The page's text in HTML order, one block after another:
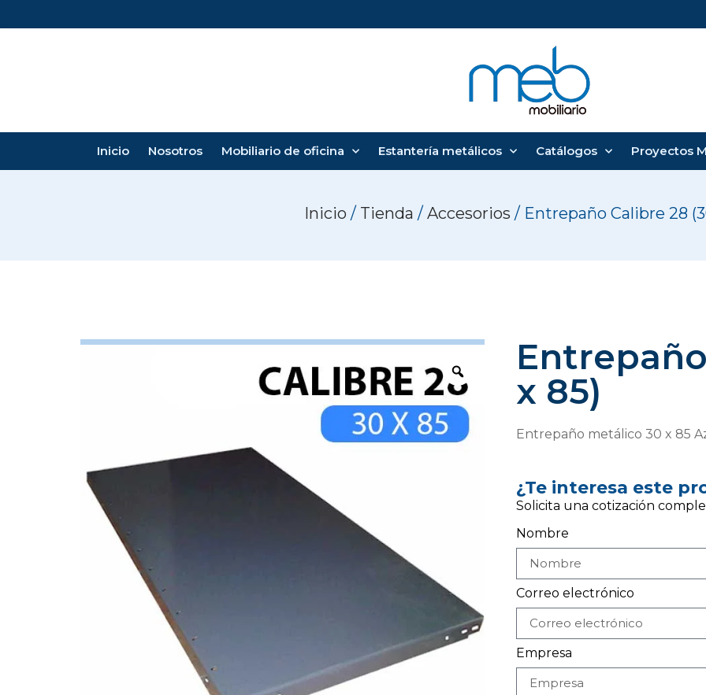
Inicio Nosotros Mobiliario de oficina Estantería metálicos Catálogos Proyectos
Inicio / Tienda / Accesorios / Entrepaño Calibre 28
x 85)
Entrepaño metálico 30 x 85
¿Te interesa este
Solicita una cotización
Nombre
Correo electrónico
Empresa